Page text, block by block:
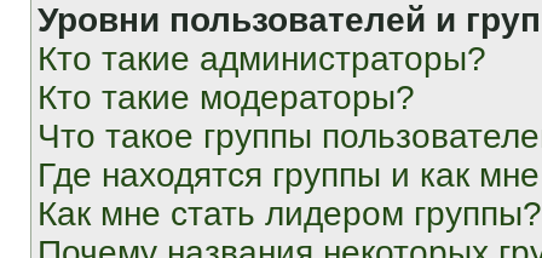
Уровни пользователей и
Кто такие администраторы?
Кто такие модераторы?
Что такое группы
Где находятся группы и как
Как мне стать лидером группы?